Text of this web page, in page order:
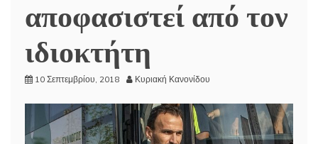
αποφασιστεί από τον
ιδιοκτήτη
10 Σεπτεμβρίου, 2018 Κυριακή Κανονίδου